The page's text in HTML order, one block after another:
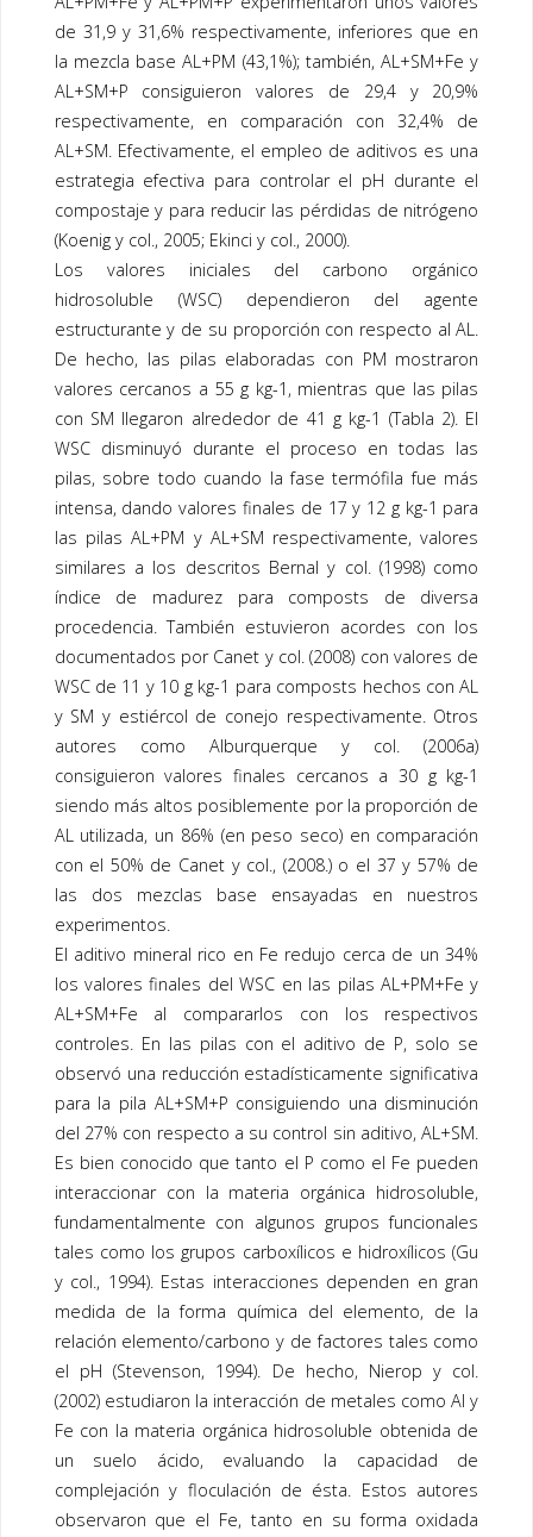
de 31,9 y 31,6% respectivamente, inferiores que en
la mezcla base AL+PM (43,1%); también, AL+SM+Fe y
AL+SM+P consiguieron valores de 29,4 y 20,9%
respectivamente, en comparación con 32,4% de
AL+SM. Efectivamente, el empleo de aditivos es una
estrategia efectiva para controlar el pH durante el
compostaje y para reducir las pérdidas de nitrógeno
(Koenig y col., 2005; Ekinci y col., 2000).
Los valores iniciales del carbono orgánico
hidrosoluble (WSC) dependieron del agente
estructurante y de su proporción con respecto al AL.
De hecho, las pilas elaboradas con PM mostraron
valores cercanos a 55 g kg-1, mientras que las pilas
con SM llegaron alrededor de 41 g kg-1 (Tabla 2). El
WSC disminuyó durante el proceso en todas las
pilas, sobre todo cuando la fase termófila fue más
intensa, dando valores finales de 17 y 12 g kg-1 para
las pilas AL+PM y AL+SM respectivamente, valores
similares a los descritos Bernal y col. (1998) como
índice de madurez para composts de diversa
procedencia. También estuvieron acordes con los
documentados por Canet y col. (2008) con valores de
WSC de 11 y 10 g kg-1 para composts hechos con AL
y SM y estiércol de conejo respectivamente. Otros
autores como Alburquerque y col. (2006a)
consiguieron valores finales cercanos a 30 g kg-1
siendo más altos posiblemente por la proporción de
AL utilizada, un 86% (en peso seco) en comparación
con el 50% de Canet y col., (2008.) o el 37 y 57% de
las dos mezclas base ensayadas en nuestros
experimentos.
El aditivo mineral rico en Fe redujo cerca de un 34%
los valores finales del WSC en las pilas AL+PM+Fe y
AL+SM+Fe al compararlos con los respectivos
controles. En las pilas con el aditivo de P, solo se
observó una reducción estadísticamente significativa
para la pila AL+SM+P consiguiendo una disminución
del 27% con respecto a su control sin aditivo, AL+SM.
Es bien conocido que tanto el P como el Fe pueden
interaccionar con la materia orgánica hidrosoluble,
fundamentalmente con algunos grupos funcionales
tales como los grupos carboxílicos e hidroxílicos (Gu
y col., 1994). Estas interacciones dependen en gran
medida de la forma química del elemento, de la
relación elemento/carbono y de factores tales como
el pH (Stevenson, 1994). De hecho, Nierop y col.
(2002) estudiaron la interacción de metales como Al y
Fe con la materia orgánica hidrosoluble obtenida de
un suelo ácido, evaluando la capacidad de
complejación y floculación de ésta. Estos autores
observaron que el Fe, tanto en su forma oxidada